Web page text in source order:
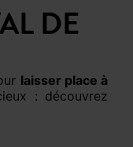
DE
laisser place à
: découvrez